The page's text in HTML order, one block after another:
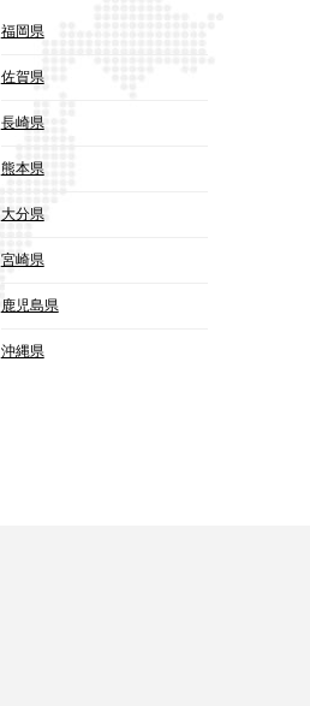
福岡県
佐賀県
長崎県
熊本県
大分県
宮崎県
鹿児島県
沖縄県